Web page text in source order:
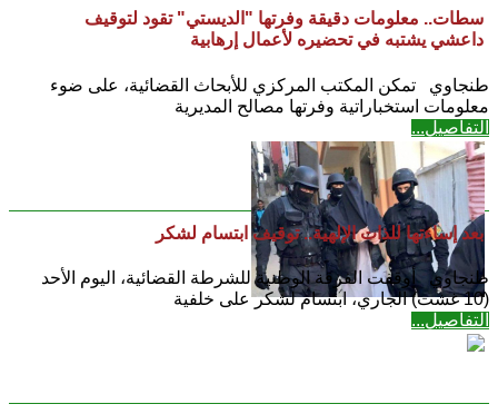
سطات.. معلومات دقيقة وفرتها "الديستي" تقود لتوقيف
داعشي يشتبه في تحضيره لأعمال إرهابية
طنجاوي ‎تمكن المكتب المركزي للأبحاث القضائية، على ضوء
معلومات استخباراتية وفرتها مصالح المديرية
التفاصيل...
بعد إساءتها للذات الإلهية.. توقيف ابتسام لشكر
طنجاوي أوقفت الفرقة الوطنية للشرطة القضائية، اليوم الأحد
(10 غشت) الجاري، ابتسام لشكر على خلفية
التفاصيل...